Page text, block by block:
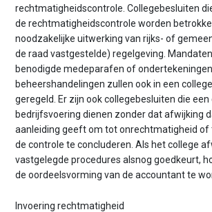
rechtmatigheidscontrole. Collegebesluiten
de rechtmatigheidscontrole worden
noodzakelijke uitwerking van rijks- of
de raad vastgestelde) regelgeving.
benodigde medeparafen of
beheershandelingen zullen ook in een
geregeld. Er zijn ook collegebesluiten die een
bedrijfsvoering dienen zonder dat afwijking
aanleiding geeft om tot onrechtmatigheid of
de controle te concluderen. Als het college
vastgelegde procedures alsnog goedkeurt,
de oordeelsvorming van de accountant te
Invoering rechtmatigheid